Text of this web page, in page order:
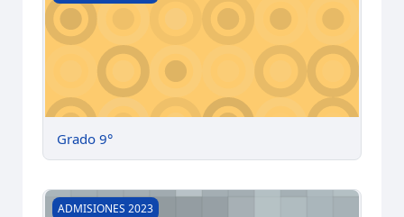
Grado 9°
Grado 8°
ADMISIONES 2023